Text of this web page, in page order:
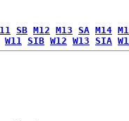
SB M12 M13 SA M14
W11 SIB W12 W13 SIA